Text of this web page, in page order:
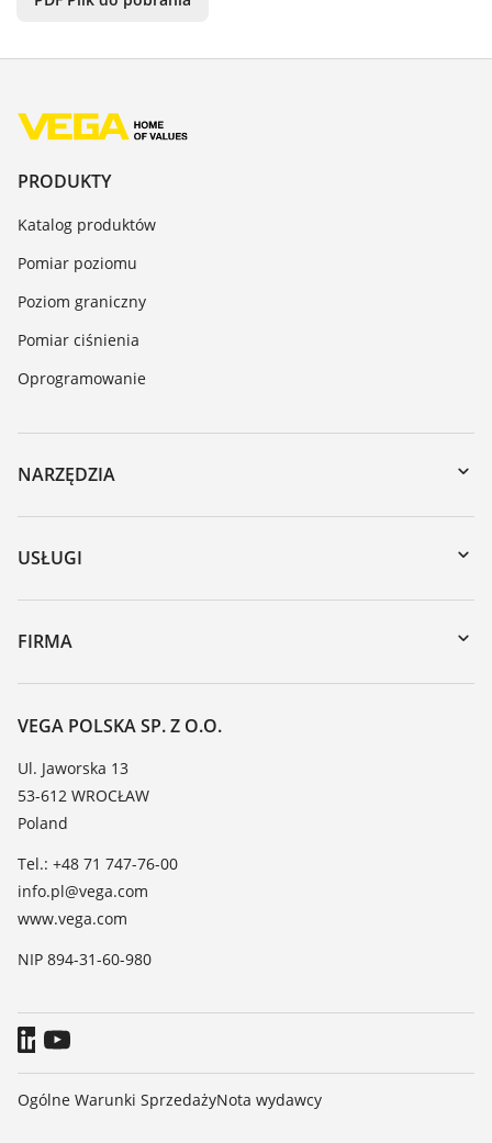
PRODUKTY
Katalog produktów
Pomiar poziomu
Poziom graniczny
Pomiar ciśnienia
Oprogramowanie
NARZĘDZIA
Do pobrania
Wyszukiwanie po numerze seryjnym
DTM Collection/PACTware
USŁUGI
Naprawa
Szkolenia
TeamViewer
FIRMA
O firmie VEGA
Kontakt
Aktualności
Media
Blog
VEGA POLSKA SP. Z O.O.
Ul. Jaworska 13
53-612 WROCŁAW
Poland
Tel.: +48 71 747-76-00
info.pl@vega.com
www.vega.com
NIP 894-31-60-980
Ogólne Warunki SprzedażyNota wydawcy